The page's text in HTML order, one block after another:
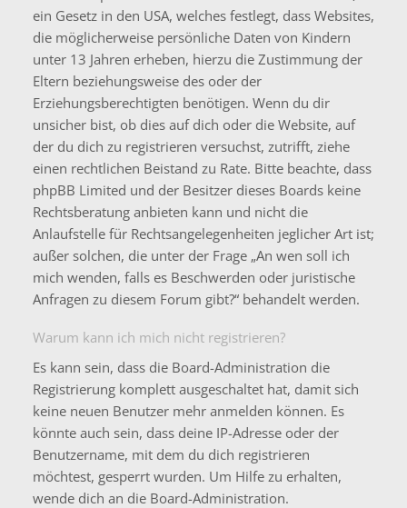
ein Gesetz in den USA, welches festlegt, dass Websites,
die möglicherweise persönliche Daten von Kindern
unter 13 Jahren erheben, hierzu die Zustimmung der
Eltern beziehungsweise des oder der
Erziehungsberechtigten benötigen. Wenn du dir
unsicher bist, ob dies auf dich oder die Website, auf
der du dich zu registrieren versuchst, zutrifft, ziehe
einen rechtlichen Beistand zu Rate. Bitte beachte, dass
phpBB Limited und der Besitzer dieses Boards keine
Rechtsberatung anbieten kann und nicht die
Anlaufstelle für Rechtsangelegenheiten jeglicher Art ist;
außer solchen, die unter der Frage „An wen soll ich
mich wenden, falls es Beschwerden oder juristische
Anfragen zu diesem Forum gibt?“ behandelt werden.
Warum kann ich mich nicht registrieren?
Es kann sein, dass die Board-Administration die
Registrierung komplett ausgeschaltet hat, damit sich
keine neuen Benutzer mehr anmelden können. Es
könnte auch sein, dass deine IP-Adresse oder der
Benutzername, mit dem du dich registrieren
möchtest, gesperrt wurden. Um Hilfe zu erhalten,
wende dich an die Board-Administration.